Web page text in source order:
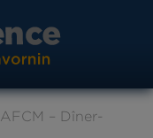
AFCM – Dîner-